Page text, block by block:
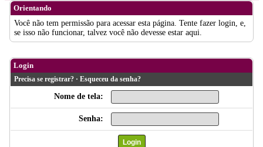
Orientando
Você não tem permissão para acessar esta página. Tente fazer login, e,
se isso não funcionar, talvez você não devesse estar aqui.
Login
Precisa se registrar? · Esqueceu da senha?
Nome de tela:
Senha: